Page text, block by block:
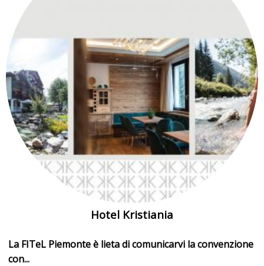
Hotel Kristiania
La FITeL Piemonte è lieta di comunicarvi la convenzione
con...